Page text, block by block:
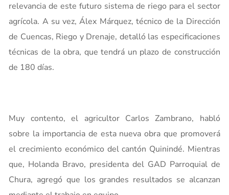
relevancia de este futuro sistema de riego para el sector
agrícola. A su vez, Álex Márquez, técnico de la Dirección
de Cuencas, Riego y Drenaje, detalló las especificaciones
técnicas de la obra, que tendrá un plazo de construcción
de 180 días.
Muy contento, el agricultor Carlos Zambrano, habló
sobre la importancia de esta nueva obra que promoverá
el crecimiento económico del cantón Quinindé. Mientras
que, Holanda Bravo, presidenta del GAD Parroquial de
Chura, agregó que los grandes resultados se alcanzan